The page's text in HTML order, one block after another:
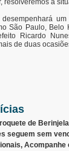
resolveremos a
desempenhará
São Paulo,
Ricardo
de duas
de Berinjela
seguem sem
Acompanhe